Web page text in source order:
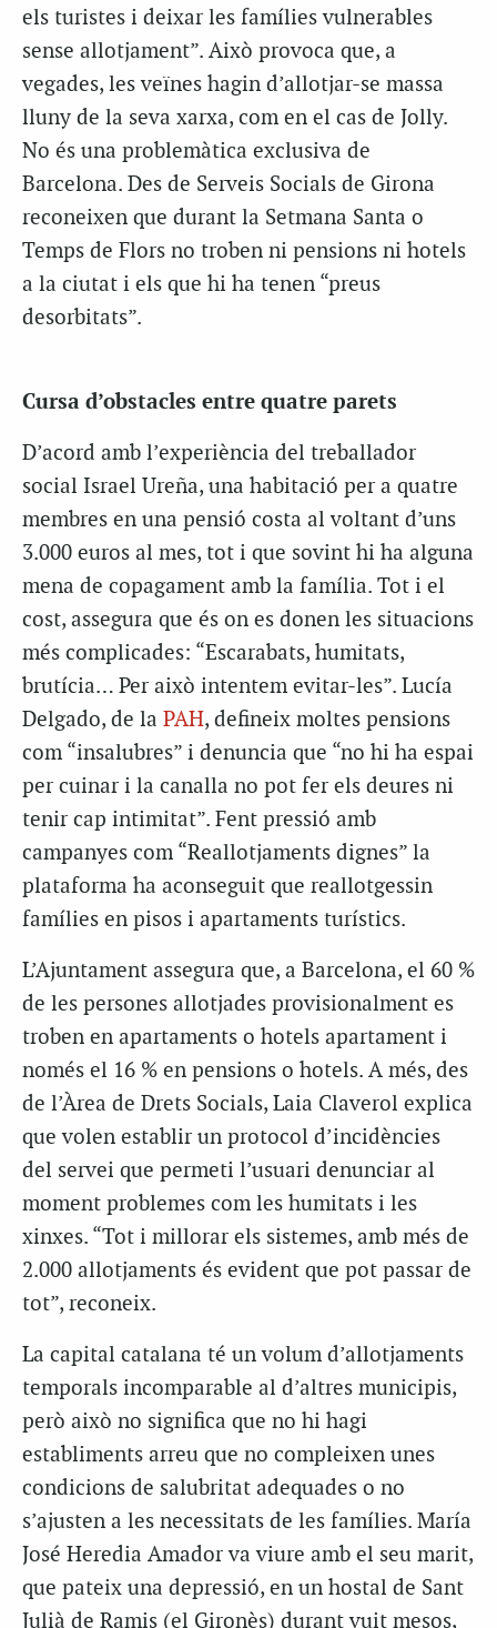
els turistes i deixar les famílies vulnerables
sense allotjament”. Això provoca que, a
vegades, les veïnes hagin d’allotjar-se massa
lluny de la seva xarxa, com en el cas de Jolly.
No és una problemàtica exclusiva de
Barcelona. Des de Serveis Socials de Girona
reconeixen que durant la Setmana Santa o
Temps de Flors no troben ni pensions ni hotels
a la ciutat i els que hi ha tenen “preus
desorbitats”.
Cursa d’obstacles entre quatre parets
D’acord amb l’experiència del treballador
social Israel Ureña, una habitació per a quatre
membres en una pensió costa al voltant d’uns
3.000 euros al mes, tot i que sovint hi ha alguna
mena de copagament amb la família. Tot i el
cost, assegura que és on es donen les situacions
més complicades: “Escarabats, humitats,
brutícia… Per això intentem evitar-les”. Lucía
Delgado, de la PAH, defineix moltes pensions
com “insalubres” i denuncia que “no hi ha espai
per cuinar i la canalla no pot fer els deures ni
tenir cap intimitat”. Fent pressió amb
campanyes com “Reallotjaments dignes” la
plataforma ha aconseguit que reallotgessin
famílies en pisos i apartaments turístics.
L’Ajuntament assegura que, a Barcelona, el 60 %
de les persones allotjades provisionalment es
troben en apartaments o hotels apartament i
només el 16 % en pensions o hotels. A més, des
de l’Àrea de Drets Socials, Laia Claverol explica
que volen establir un protocol d’incidències
del servei que permeti l’usuari denunciar al
moment problemes com les humitats i les
xinxes. “Tot i millorar els sistemes, amb més de
2.000 allotjaments és evident que pot passar de
tot”, reconeix.
La capital catalana té un volum d’allotjaments
temporals incomparable al d’altres municipis,
però això no significa que no hi hagi
establiments arreu que no compleixen unes
condicions de salubritat adequades o no
s’ajusten a les necessitats de les famílies. María
José Heredia Amador va viure amb el seu marit,
que pateix una depressió, en un hostal de Sant
Julià de Ramis (el Gironès) durant vuit mesos,